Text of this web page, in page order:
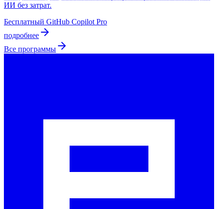
ИИ без затрат.
Бесплатный GitHub Copilot Pro
подробнее
Все программы